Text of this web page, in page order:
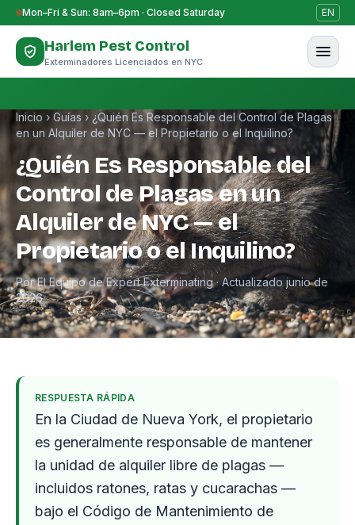
Saltar al contenido
Mon–Fri & Sun: 8am–6pm · Closed Saturday EN
Harlem Pest Control
Exterminadores Licenciados en NYC
Inicio › Guías › ¿Quién Es Responsable del Control de Plagas
en un Alquiler de NYC — el Propietario o el Inquilino?
¿Quién Es Responsable del
Control de Plagas en un
Alquiler de NYC — el
Propietario o el Inquilino?
Por El Equipo de Expert Exterminating · Actualizado junio de
2026
RESPUESTA RÁPIDA
En la Ciudad de Nueva York, el propietario
es generalmente responsable de mantener
la unidad de alquiler libre de plagas —
incluidos ratones, ratas y cucarachas —
bajo el Código de Mantenimiento de